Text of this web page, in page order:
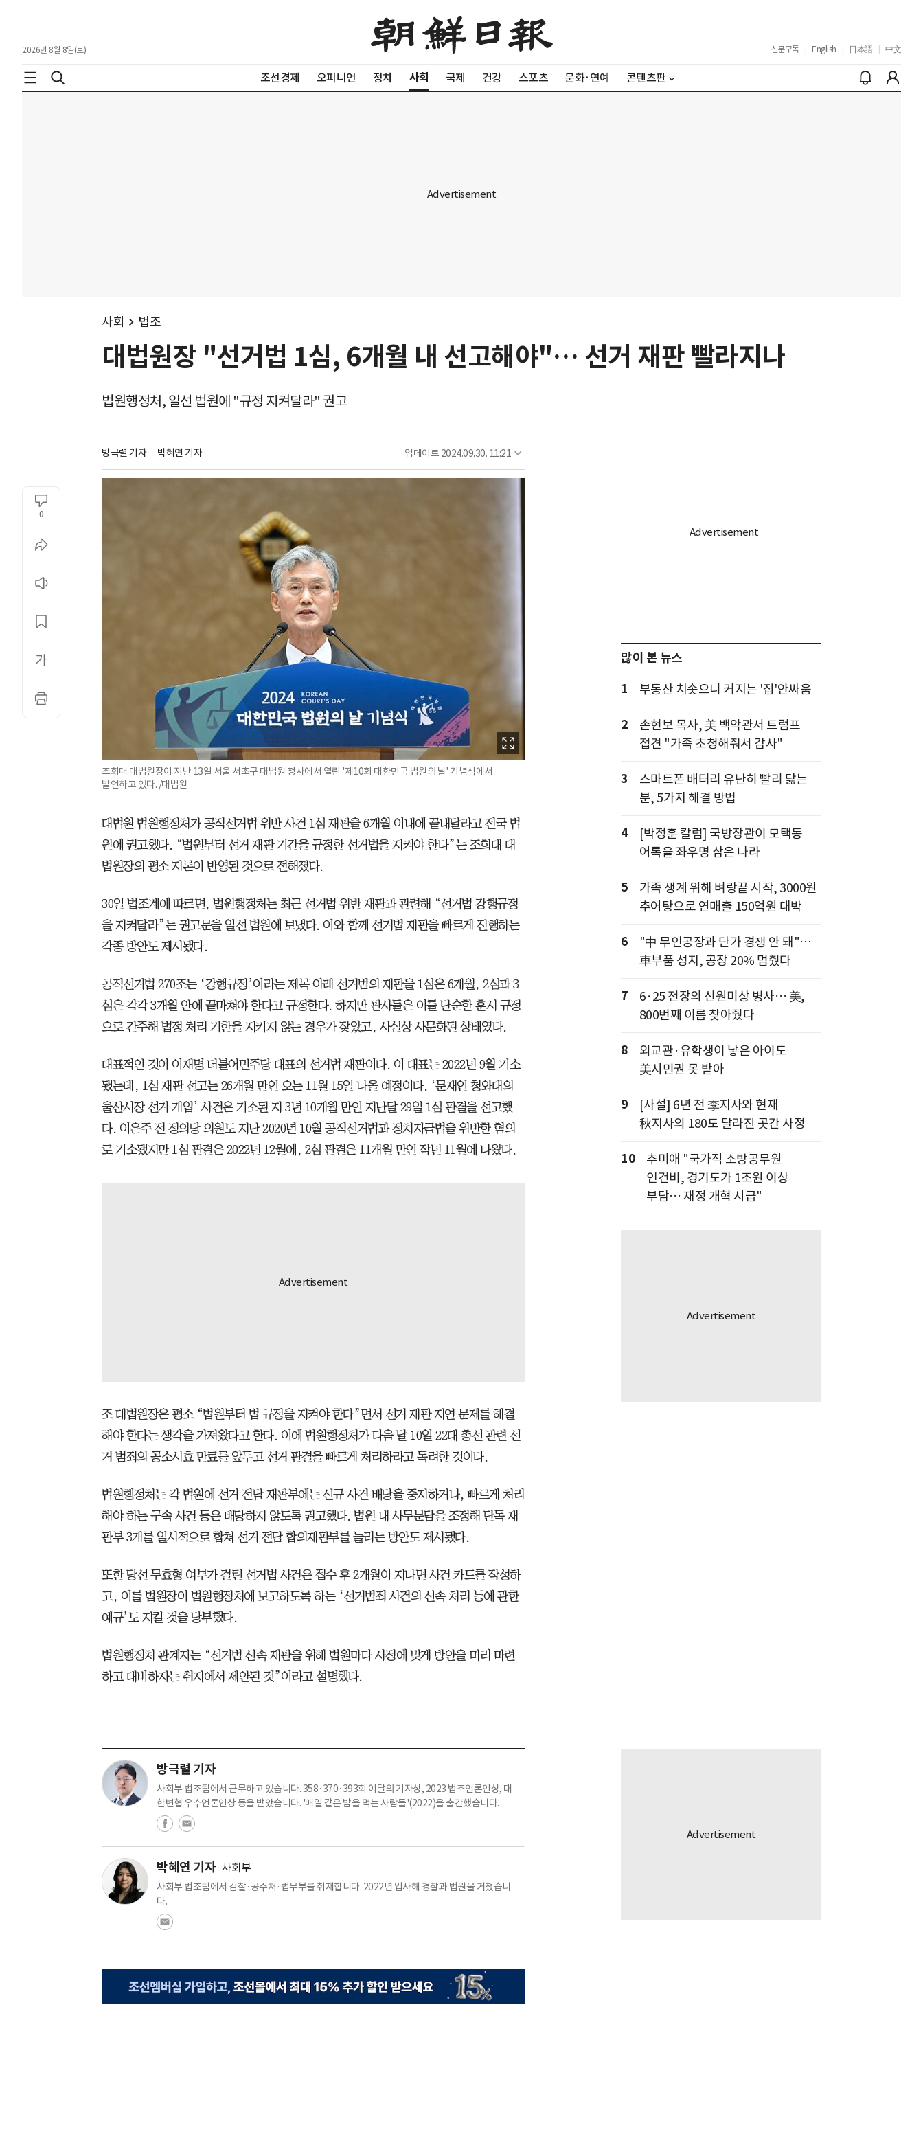
2026년 8월 8일(토) 신문구독 English 日本語 中文
조선경제 오피니언 정치 사회 국제 건강 스포츠 문화·연예 콘텐츠판
사회 법조
대법원장 "선거법 1심, 6개월 내 선고해야"… 선거 재판 빨라지나
법원행정처, 일선 법원에 "규정 지켜달라" 권고
방극렬 기자 박혜연 기자 업데이트 2024.09.30. 11:21
0
조희대 대법원장이 지난 13일 서울 서초구 대법원 청사에서 열린 '제10회 대한민국 법원의 날' 기념식에서
발언하고 있다. /대법원
대법원 법원행정처가 공직선거법 위반 사건 1심 재판을 6개월 이내에 끝내달라고 전국 법
원에 권고했다. “법원부터 선거 재판 기간을 규정한 선거법을 지켜야 한다”는 조희대 대
법원장의 평소 지론이 반영된 것으로 전해졌다.
30일 법조계에 따르면, 법원행정처는 최근 선거법 위반 재판과 관련해 “선거법 강행규정
을 지켜달라”는 권고문을 일선 법원에 보냈다. 이와 함께 선거법 재판을 빠르게 진행하는
각종 방안도 제시됐다.
공직선거법 270조는 ‘강행규정’이라는 제목 아래 선거범의 재판을 1심은 6개월, 2심과 3
심은 각각 3개월 안에 끝마쳐야 한다고 규정한다. 하지만 판사들은 이를 단순한 훈시 규정
으로 간주해 법정 처리 기한을 지키지 않는 경우가 잦았고, 사실상 사문화된 상태였다.
대표적인 것이 이재명 더불어민주당 대표의 선거법 재판이다. 이 대표는 2022년 9월 기소
됐는데, 1심 재판 선고는 26개월 만인 오는 11월 15일 나올 예정이다. ‘문재인 청와대의
울산시장 선거 개입’ 사건은 기소된 지 3년 10개월 만인 지난달 29일 1심 판결을 선고했
다. 이은주 전 정의당 의원도 지난 2020년 10월 공직선거법과 정치자금법을 위반한 혐의
로 기소됐지만 1심 판결은 2022년 12월에, 2심 판결은 11개월 만인 작년 11월에 나왔다.
조 대법원장은 평소 “법원부터 법 규정을 지켜야 한다”면서 선거 재판 지연 문제를 해결
해야 한다는 생각을 가져왔다고 한다. 이에 법원행정처가 다음 달 10일 22대 총선 관련 선
거 범죄의 공소시효 만료를 앞두고 선거 판결을 빠르게 처리하라고 독려한 것이다.
법원행정처는 각 법원에 선거 전담 재판부에는 신규 사건 배당을 중지하거나, 빠르게 처리
해야 하는 구속 사건 등은 배당하지 않도록 권고했다. 법원 내 사무분담을 조정해 단독 재
판부 3개를 일시적으로 합쳐 선거 전담 합의재판부를 늘리는 방안도 제시됐다.
또한 당선 무효형 여부가 걸린 선거법 사건은 접수 후 2개월이 지나면 사건 카드를 작성하
고, 이를 법원장이 법원행정처에 보고하도록 하는 ‘선거범죄 사건의 신속 처리 등에 관한
예규’도 지킬 것을 당부했다.
법원행정처 관계자는 “선거범 신속 재판을 위해 법원마다 사정에 맞게 방안을 미리 마련
하고 대비하자는 취지에서 제안된 것”이라고 설명했다.
방극렬 기자
사회부 법조팀에서 근무하고 있습니다. 358·370·393회 이달의 기자상, 2023 법조언론인상, 대
한변협 우수언론인상 등을 받았습니다. '매일 같은 밥을 먹는 사람들'(2022)을 출간했습니다.
박혜연 기자 사회부
사회부 법조팀에서 검찰·공수처·법무부를 취재합니다. 2022년 입사해 경찰과 법원을 거쳤습니
다.
많이 본 뉴스
1
부동산 치솟으니 커지는 '집'안싸움
2
손현보 목사, 美 백악관서 트럼프
접견 "가족 초청해줘서 감사"
3
스마트폰 배터리 유난히 빨리 닳는
분, 5가지 해결 방법
4
[박정훈 칼럼] 국방장관이 모택동
어록을 좌우명 삼은 나라
5
가족 생계 위해 벼랑끝 시작, 3000원
추어탕으로 연매출 150억원 대박
6
"中 무인공장과 단가 경쟁 안 돼"…
車부품 성지, 공장 20% 멈췄다
7
6·25 전장의 신원미상 병사… 美,
800번째 이름 찾아줬다
8
외교관·유학생이 낳은 아이도
美시민권 못 받아
9
[사설] 6년 전 李지사와 현재
秋지사의 180도 달라진 곳간 사정
10
추미애 "국가직 소방공무원
인건비, 경기도가 1조원 이상
부담… 재정 개혁 시급"